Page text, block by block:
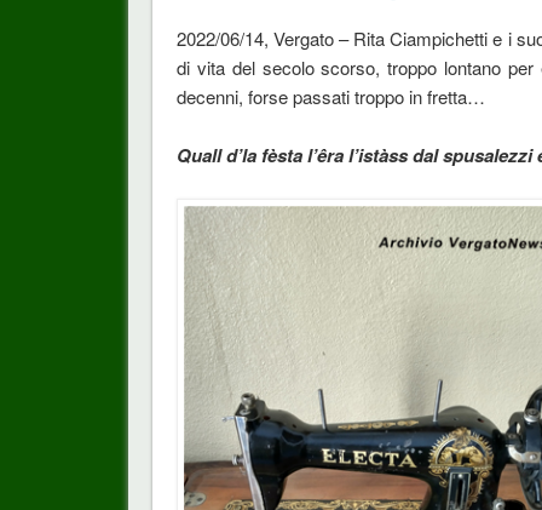
2022/06/14, Vergato – Rita Ciampichetti e i
di vita del secolo scorso, troppo lontano
decenni, forse passati troppo in fretta…
Quall d’la fèsta l’êra l’istàss dal